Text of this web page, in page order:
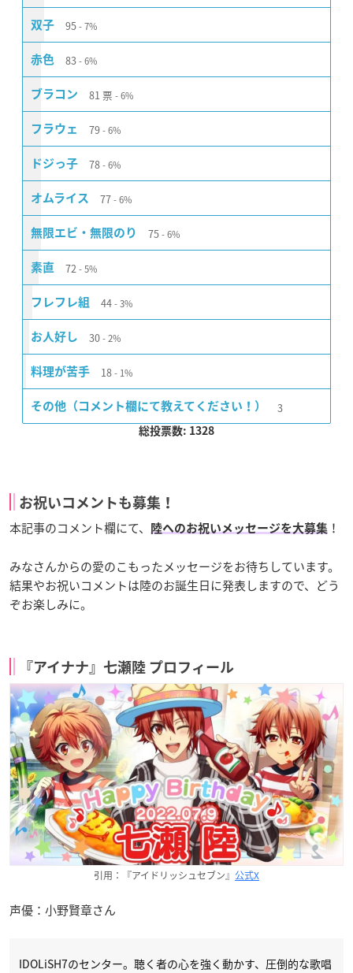
双子 95 7%
赤色 83 6%
ブラコン 81 票 6%
フラウェ 79 6%
ドジっ子 78 6%
オムライス 77 6%
無限エビ・無限のり 75 6%
素直 72 5%
フレフレ組 44 3%
お人好し 30 2%
料理が苦手 18 1%
その他（コメント欄にて教えてください！） 3
総投票数: 1328
お祝いコメントも募集！
本記事のコメント欄にて、 陸へのお祝いメッセージを大募集 ！
みなさんからの愛のこもったメッセージをお待ちしています。
結果やお祝いコメントは陸のお誕生日に発表しますので、どう
ぞお楽しみに。
『アイナナ』七瀬陸 プロフィール
引用：『アイドリッシュセブン』 公式X
声優：小野賢章さん
IDOLiSH7のセンター。聴く者の心を強く動かす、圧倒的な歌唱